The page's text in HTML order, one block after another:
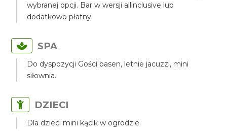
wybranej opcji. Bar w wersji allinclusive lub
dodatkowo płatny.
SPA
Do dyspozycji Gości basen, letnie jacuzzi, mini
siłownia.
DZIECI
Dla dzieci mini kącik w ogrodzie.